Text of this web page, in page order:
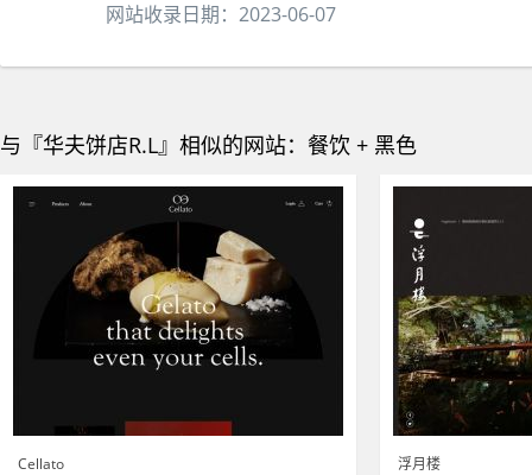
网站收录日期：2023-06-07
与『华夫饼店R.L』相似的网站：餐饮 + 黑色
Cellato 浮月楼